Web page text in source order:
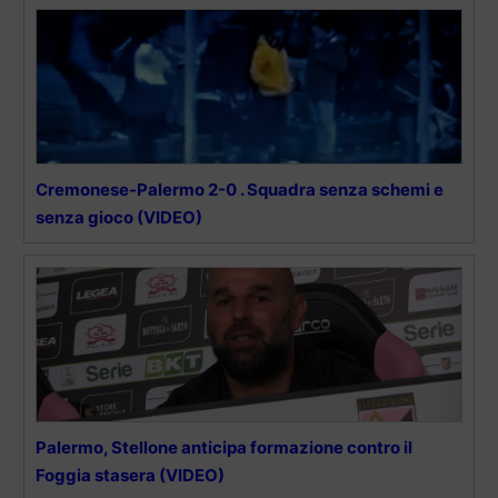
Cremonese-Palermo 2-0 . Squadra senza schemi e
senza gioco (VIDEO)
Palermo, Stellone anticipa formazione contro il
Foggia stasera (VIDEO)